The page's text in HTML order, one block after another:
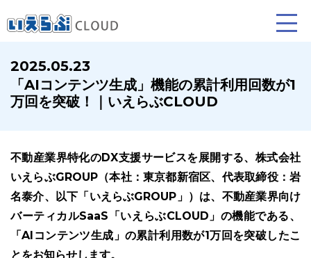
賃貸仲介 売買仲介
2025.05.23
「AIコンテンツ生成」機能の累計利用回数が1
万回を突破！｜いえらぶCLOUD
不動産業界特化のDX支援サービスを展開する、株式会社
いえらぶGROUP（本社：東京都新宿区、代表取締役：岩
名泰介、以下「いえらぶGROUP」）は、不動産業界向け
バーティカルSaaS「いえらぶCLOUD」の機能である、
「AIコンテンツ生成」の累計利用数が1万回を突破したこ
とをお知らせします。